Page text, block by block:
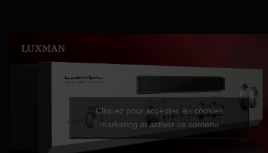
Cliquez pour accepter les cookies
marketing et activer ce contenu